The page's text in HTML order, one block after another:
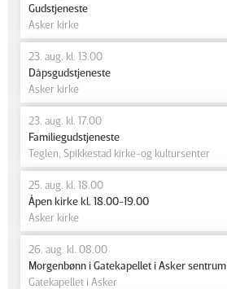
Gudstjeneste
Asker kirke
23. aug. kl. 13.00
Dåpsgudstjeneste
Asker kirke
23. aug. kl. 17.00
Familiegudstjeneste
Teglen, Spikkestad kirke-og kultursenter
25. aug. kl. 18.00
Åpen kirke kl. 18.00-19.00
Asker kirke
26. aug. kl. 08.00
Morgenbønn i Gatekapellet i Asker sentrum
Gatekapellet i Asker